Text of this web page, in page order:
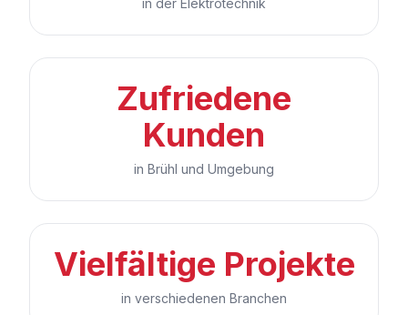
Zufriedene
Kunden
in Brühl und Umgebung
Vielfältige Projekte
in verschiedenen Branchen